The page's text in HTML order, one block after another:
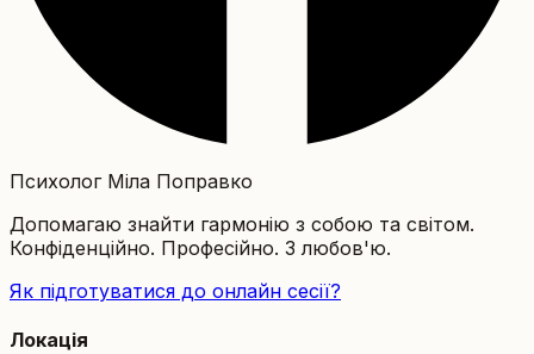
Психолог Міла Поправко
Допомагаю знайти гармонію з собою та світом.
Конфіденційно. Професійно. З любов'ю.
Як підготуватися до онлайн сесії?
Локація